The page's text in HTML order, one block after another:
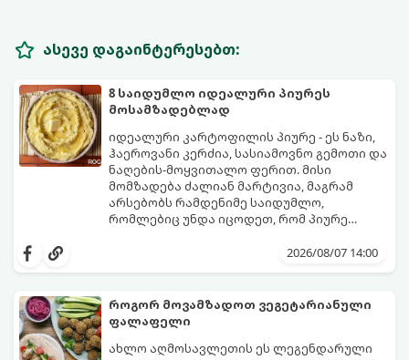
ასევე დაგაინტერესებთ:
8 საიდუმლო იდეალური პიურეს
მოსამზადებლად
იდეალური კარტოფილის პიურე - ეს ნაზი,
ჰაეროვანი კერძია, სასიამოვნო გემოთი და
ნაღების-მოყვითალო ფერით. მისი
მომზადება ძალიან მარტივია, მაგრამ
არსებობს რამდენიმე საიდუმლო,
რომლებიც უნდა იცოდეთ, რომ პიურე
2026/08/07 14:00
როგორ მოვამზადოთ ვეგეტარიანული
ფალაფელი
ახლო აღმოსავლეთის ეს ლეგენდარული